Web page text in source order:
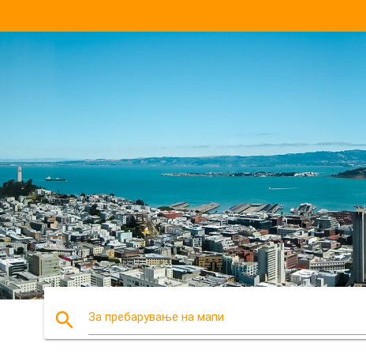
search За пребарување на мапи